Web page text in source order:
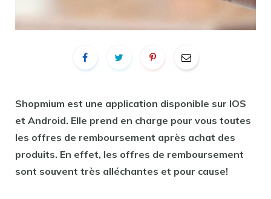
Shopmium est une application disponible sur IOS
et Android. Elle prend en charge pour vous toutes
les offres de remboursement après achat des
produits. En effet, les offres de remboursement
sont souvent très alléchantes et pour cause!